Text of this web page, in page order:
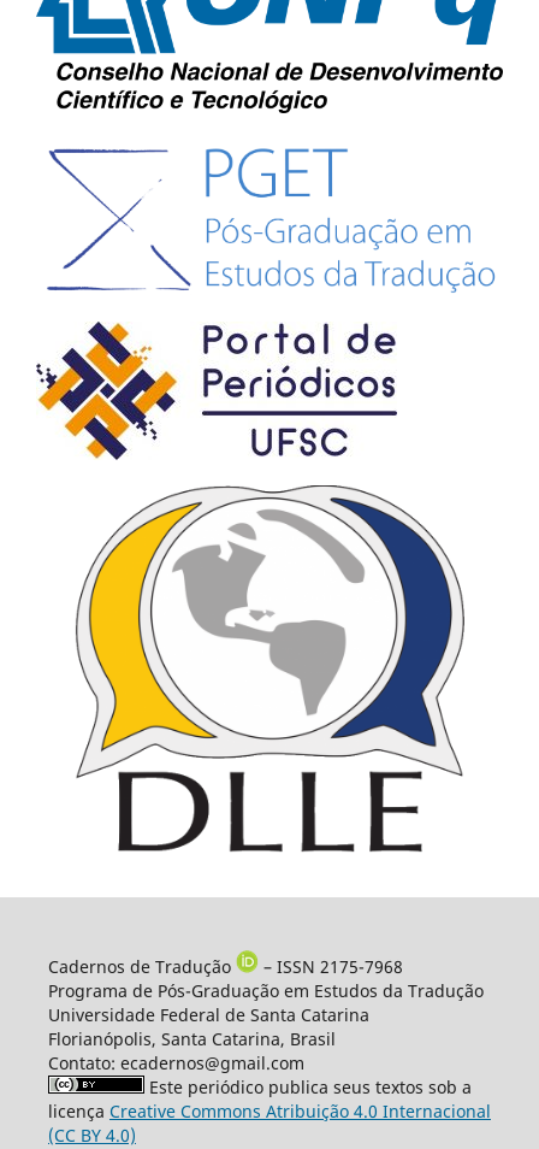
Cadernos de Tradução
– ISSN 2175-7968
Programa de Pós-Graduação em Estudos da Tradução
Universidade Federal de Santa Catarina
Florianópolis, Santa Catarina, Brasil
Contato: ecadernos@gmail.com
Este periódico publica seus textos sob a
licença Creative Commons Atribuição 4.0 Internacional
(CC BY 4.0)